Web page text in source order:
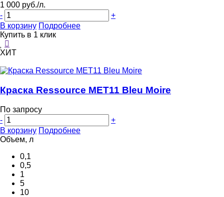
1 000 руб./л.
-
+
В корзину Подробнее
Купить в 1 клик
ХИТ
Краска Ressource MET11 Bleu Moire
По запросу
-
+
В корзину Подробнее
Объем, л
0,1
0,5
1
5
10